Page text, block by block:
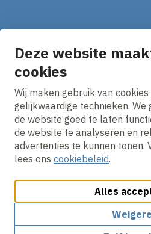
Deze website
cookies
Wij maken gebruik van cookies
gelijkwaardige technieken. We
de website goed te laten
de website te analyseren en
advertenties te kunnen tonen.
lees ons cookiebeleid.
Alles
Ontvang onze nieuws alerts
E-mailadres
Ik ga akkoord met hetprivacy
Cookies aanpassenCookie